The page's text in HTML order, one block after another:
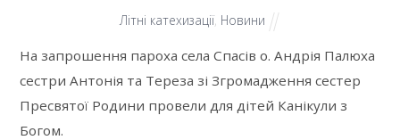
Літні катехизації, Новини
На запрошення пароха села Спасів о. Андрія Палюха
сестри Антонія та Тереза зі Згромадження сестер
Пресвятої Родини провели для дітей Канікули з
Богом.